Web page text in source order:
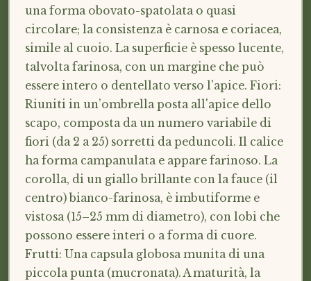
una forma obovato-spatolata o quasi
circolare; la consistenza è carnosa e coriacea,
simile al cuoio. La superficie è spesso lucente,
talvolta farinosa, con un margine che può
essere intero o dentellato verso l'apice. Fiori:
Riuniti in un’ombrella posta all'apice dello
scapo, composta da un numero variabile di
fiori (da 2 a 25) sorretti da peduncoli. Il calice
ha forma campanulata e appare farinoso. La
corolla, di un giallo brillante con la fauce (il
centro) bianco-farinosa, è imbutiforme e
vistosa (15–25 mm di diametro), con lobi che
possono essere interi o a forma di cuore.
Frutti: Una capsula globosa munita di una
piccola punta (mucronata). A maturità, la